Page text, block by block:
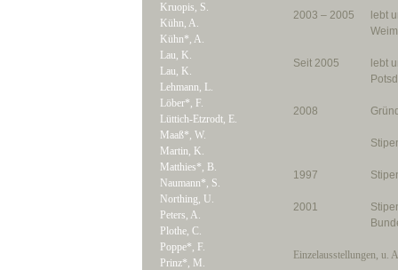
Kruopis, S.
Kühn, A.
Kühn*, A.
Lau, K.
Lau, K.
Lehmann, L.
Löber*, F.
Lüttich-Etzrodt, E.
Maaß*, W.
Martin, K.
Matthies*, B.
Naumann*, S.
Northing, U.
Peters, A.
Plothe, C.
Poppe*, F.
Prinz*, M.
2003 – 2005
lebt
Seit 2005
lebt
2008
1997
2001
Einzelausstellungen, u.